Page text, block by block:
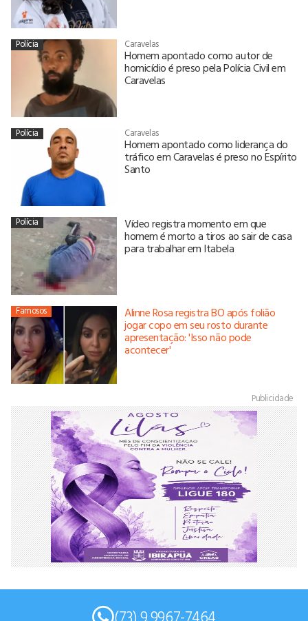
Polícia Caravelas
Homem apontado como autor de
homicídio é preso pela Polícia Civil em
Caravelas
Polícia Caravelas
Homem apontado como liderança do
tráfico em Caravelas é preso no Espírito
Santo
Polícia Vídeo registra momento em que
homem é morto a tiros ao sair de casa
para trabalhar em Itabela
Famosos Alinne Rosa registra BO após folião
jogar copo em seu rosto durante
apresentação: 'Isso não pode
acontecer'
Publicidade